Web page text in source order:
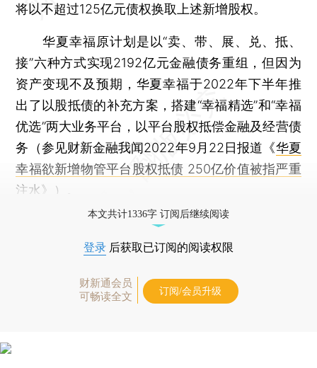
将以不超过125亿元债权换取上述新增股权。
华夏幸福原计划是以“卖、带、展、兑、抵、
接”六种方式实现2192亿元金融债务重组，但因为
资产变现不及预期，华夏幸福于2022年下半年推
出了以股抵债的补充方案，搭建“幸福精选”和“幸福
优选”两大业务平台，以平台股权抵偿金融及经营债
务（参见财新金融我闻2022年9月22日报道《华夏
幸福欲新增物管平台股权抵债 250亿价值被指严重
注水》）。
本文共计1336字 订阅后继续阅读
登录 后获取已订阅的阅读权限
财新通会员
可畅读全文
订阅/会员升级